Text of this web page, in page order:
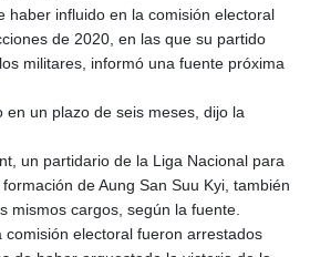
haber influido en la comisión electoral
de 2020, en las que su partido
militares, informó una fuente próxima
en un plazo de seis meses, dijo la
un partidario de la Liga Nacional para
de Aung San Suu Kyi, también
mismos cargos, según la fuente.
comisión electoral fueron arrestados